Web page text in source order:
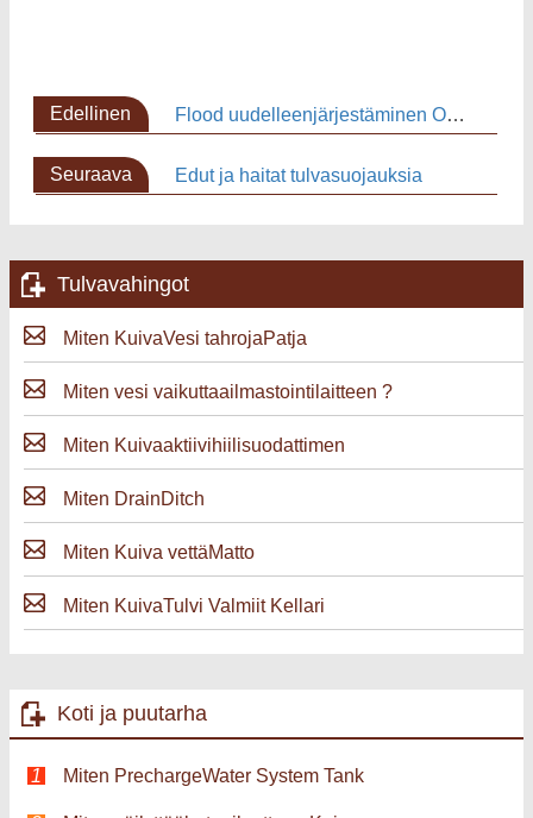
Edellinen
Flood uudelleenjärjestäminen Ohjeet
Seuraava
Edut ja haitat tulvasuojauksia
Tulvavahingot
Miten KuivaVesi tahrojaPatja
Miten vesi vaikuttaailmastointilaitteen ?
Miten Kuivaaktiivihiilisuodattimen
Miten DrainDitch
Miten Kuiva vettäMatto
Miten KuivaTulvi Valmiit Kellari
Koti ja puutarha
Miten PrechargeWater System Tank